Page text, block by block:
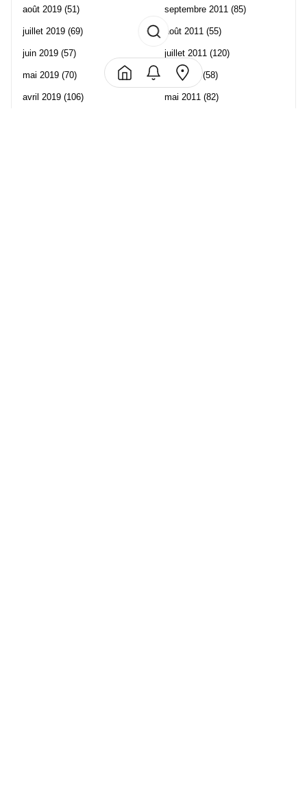
août 2019 (51)
juillet 2019 (69)
juin 2019 (57)
mai 2019 (70)
avril 2019 (106)
septembre 2011 (85)
août 2011 (55)
juillet 2011 (120)
juin 2011 (58)
mai 2011 (82)